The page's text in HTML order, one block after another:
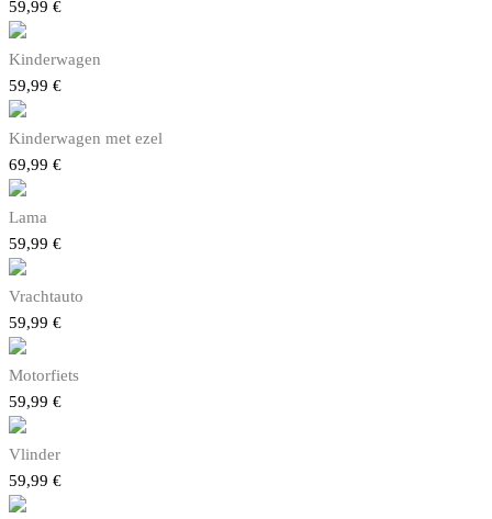
59,99 €
Kinderwagen
59,99 €
Kinderwagen met ezel
69,99 €
Lama
59,99 €
Vrachtauto
59,99 €
Motorfiets
59,99 €
Vlinder
59,99 €